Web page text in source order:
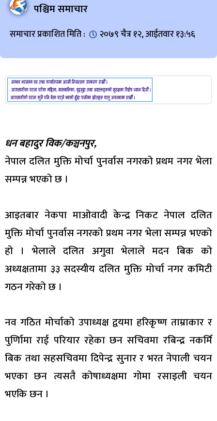
पश्चिम समाचार
समाचार प्रकाशित मिति : २०७९ चैत्र १२, आईतवार १३:५६
धन बहादुर विक/कञ्चनपुर,
नेपाल दलित मुक्ति मोर्चा पुनर्वास नगरको प्रथम नगर भेला
सम्पन्न भएको छ ।
आइतबार नेकपा माओवादी केन्द्र निकट नेपाल दलित
मुक्ति मोर्चा पुनर्वास नगरको प्रथम नगर भेला सम्पन्न भएको
हो । भेलाले दलित अगुवा भेलाले मदन बिक को
अध्यक्षतामा ३३ सदस्यीय दलित मुक्ति मोर्चा नगर कमिटी
गठन गरेको छ ।
नव गठित मोर्चाको उपाध्यक्ष द्वयमा हरिकृष्ण ताम्राकार र
पुर्णिामा राई परियार रहेका छन सचिवमा रबिन्द्र नकर्मि
बिक तथा सहसचिवमा दिपेन्द्र सुनार र भरत नेपाली चयन
भएका छन त्यसतै कोषाध्यक्षमा गोमा रसाइली चयन
भएकि छन ।